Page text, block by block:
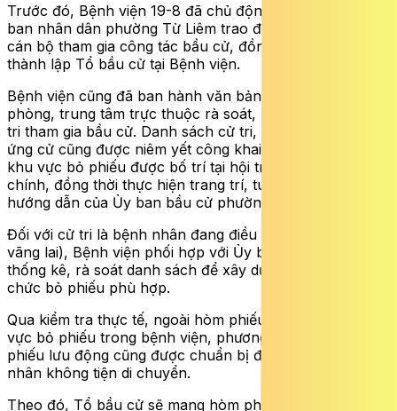
Trước đó, Bệnh viện 19-8 đã chủ động phối hợp với Ủy
ban nhân dân phường Từ Liêm trao đổi, lập danh sách
cán bộ tham gia công tác bầu cử, đồng thời đề nghị
thành lập Tổ bầu cử tại Bệnh viện.
Bệnh viện cũng đã ban hành văn bản đề nghị các khoa,
phòng, trung tâm trực thuộc rà soát, lập danh sách cử
tri tham gia bầu cử. Danh sách cử tri, danh sách người
ứng cử cũng được niêm yết công khai theo biểu mẫu,
khu vực bỏ phiếu được bố trí tại hội trường nhà hành
chính, đồng thời thực hiện trang trí, tuyên truyền theo
hướng dẫn của Ủy ban bầu cử phường.
Đối với cử tri là bệnh nhân đang điều trị (các trường hợp
vãng lai), Bệnh viện phối hợp với Ủy ban bầu cử phường
thống kê, rà soát danh sách để xây dựng phương án tổ
chức bỏ phiếu phù hợp.
Qua kiểm tra thực tế, ngoài hòm phiếu chính đặt tại khu
vực bỏ phiếu trong bệnh viện, phương án sử dụng hòm
phiếu lưu động cũng được chuẩn bị để phục vụ bệnh
nhân không tiện di chuyển.
Theo đó, Tổ bầu cử sẽ mang hòm phiếu đến từng khoa,